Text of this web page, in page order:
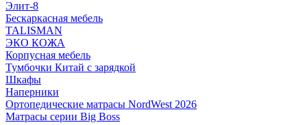
Элит-8
Бескаркасная мебель
TALISMAN
ЭКО КОЖА
Корпусная мебель
Тумбочки Китай с зарядкой
Шкафы
Наперники
Ортопедические матрасы NordWest 2026
Матрасы серии Big Boss